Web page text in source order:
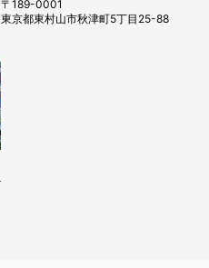
〒189-0001
東京都東村山市秋津町5丁目25-88